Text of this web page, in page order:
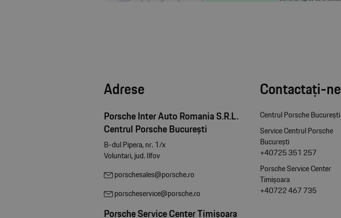
Adrese
Porsche Inter Auto Romania S.R.L.
Centrul Porsche București
B-dul Pipera, nr. 1/x
Voluntari, jud. Ilfov
porschesales@porsche.ro
porscheservice@porsche.ro
Porsche Service Center Timișoara
Contactați-ne
Centrul Porsche București
Service Centrul Porsche
București
+40725 351 257
Porsche Service Center
Timișoara
+40722 467 735